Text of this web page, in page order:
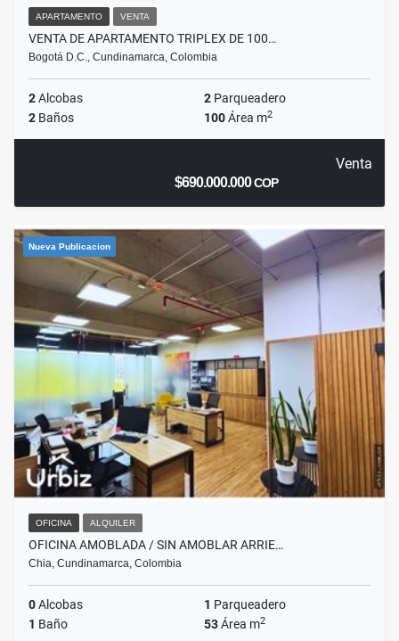
APARTAMENTO VENTA
VENTA DE APARTAMENTO TRIPLEX DE 100…
Bogotá D.C., Cundinamarca, Colombia
2Alcobas 2 Parqueadero
2 Baños 100Área m2
Venta
$690.000.000COP
Nueva Publicacion
OFICINA ALQUILER
OFICINA AMOBLADA / SIN AMOBLAR ARRIE…
Chia, Cundinamarca, Colombia
0Alcobas 1 Parqueadero
1 Baño 53Área m2